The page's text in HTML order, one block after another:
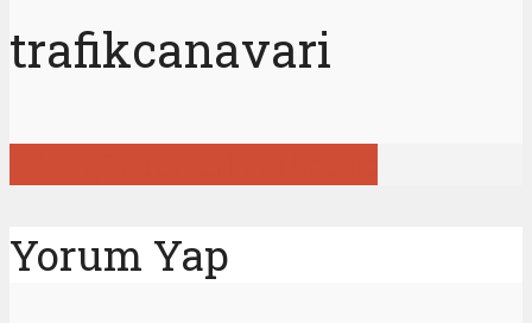
trafikcanavari
Yorum Yap